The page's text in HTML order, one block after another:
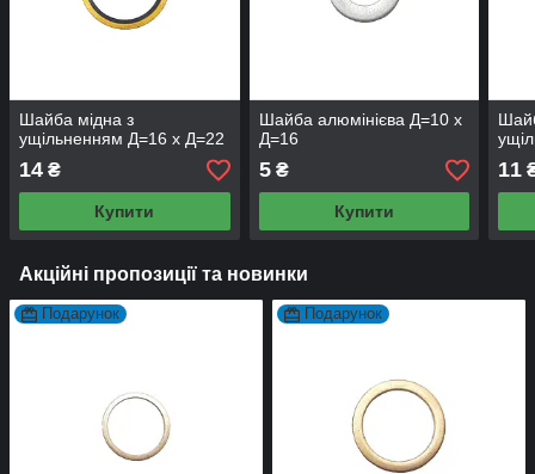
Шайба мідна з
ущільненням Д=16 х Д=22
14 ₴
Купити
Шайба алюмінієва Д=10 х
Д=16
5₴
Купити
11
Акційні пропозиції та новинки
Подарунок Подарунок